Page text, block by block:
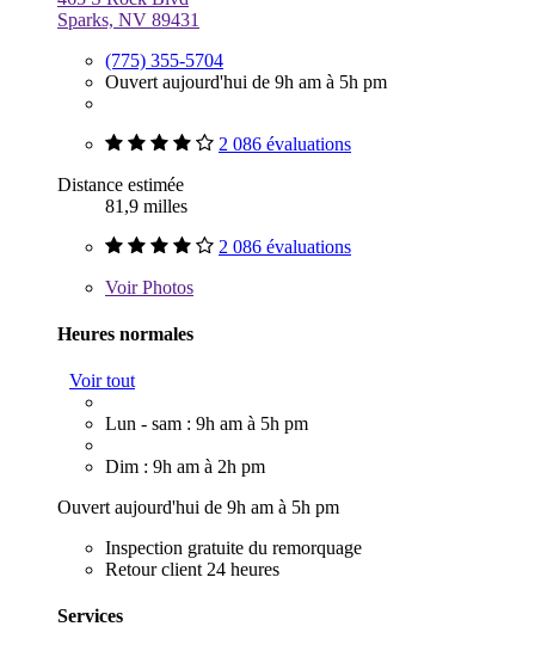
Sparks, NV 89431
(775) 355-5704
Ouvert aujourd'hui de 9h am à 5h pm
2 086 évaluations
Distance estimée
81,9 milles
2 086 évaluations
VoirPhotos
Heures normales
Voir tout
Lun - sam : 9h am à 5h pm
Dim : 9h am à 2h pm
Ouvert aujourd'hui de 9h am à 5h pm
Inspection gratuite du remorquage
Retour client 24 heures
Services